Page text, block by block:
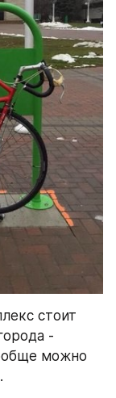
стоит
-
можно